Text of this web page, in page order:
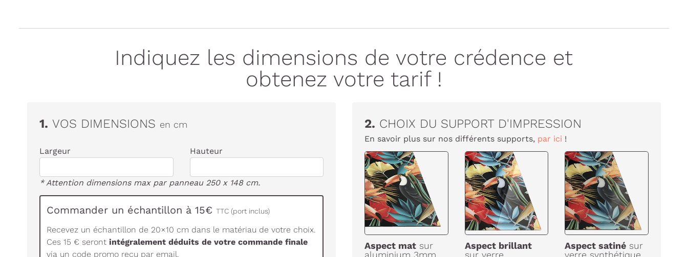
Indiquez les dimensions de votre crédence et
obtenez votre tarif !
1. VOS DIMENSIONS en cm
Largeur Hauteur
* Attention dimensions max par panneau 250 x 148 cm.
Commander un échantillon à 15€ TTC (port inclus)
Recevez un échantillon de 20×10 cm dans le matériau de votre choix.
Ces 15 € seront intégralement déduits de votre commande finale
via un code promo reçu par email.
2. CHOIX DU SUPPORT D'IMPRESSION
En savoir plus sur nos différents supports, par ici !
Aspect mat sur
aluminium 3mm
Aspect brillant
sur verre
Aspect satiné sur
verre synthétique